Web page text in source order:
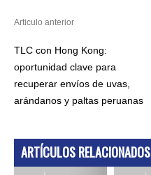
Articulo anterior
TLC con Hong Kong:
oportunidad clave para
recuperar envíos de uvas,
arándanos y paltas peruanas
ARTÍCULOS RELACIONADOS